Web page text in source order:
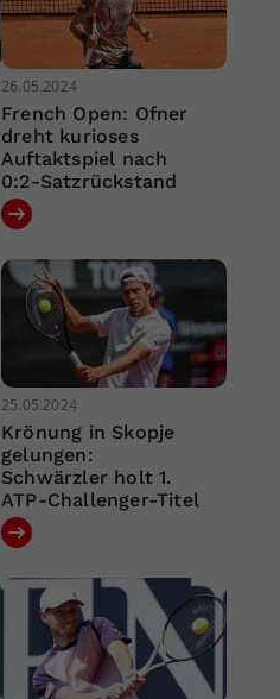
26.05.2024
French Open: Ofner
dreht kurioses
Auftaktspiel nach
0:2-Satzrückstand
25.05.2024
Krönung in Skopje
gelungen:
Schwärzler holt 1.
ATP-Challenger-Titel